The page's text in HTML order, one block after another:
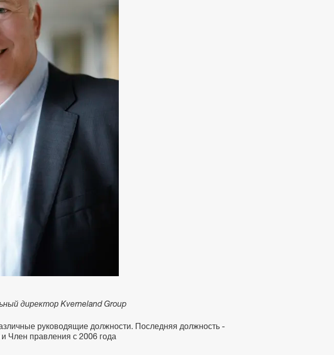
директор Kverneland Group
руководящие должности. Последняя должность -
Член правления с 2006 года